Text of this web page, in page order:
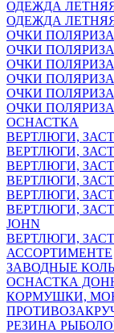
ОДЕЖДА ЛЕТНЯЯ
ОДЕЖДА
ОЧКИ
ОЧКИ
ОЧКИ
ОЧКИ
ОЧКИ
ОЧКИ
ОСНАСТКА
ВЕРТЛЮГИ,
ВЕРТЛЮГИ,
ВЕРТЛЮГИ,
ВЕРТЛЮГИ,
ВЕРТЛЮГИ,
ВЕРТЛЮГИ,
JOHN
ВЕРТЛЮГИ,
АССОРТИМЕНТЕ
ЗАВОДНЫЕ
ОСНАСТКА
КОРМУШКИ,
РЕЗИНА